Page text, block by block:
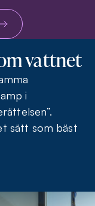
vattnet
i
sätt som bäst